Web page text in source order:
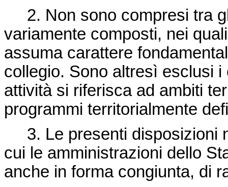
2. Non sono compresi tra
variamente composti, nei
assuma carattere
collegio. Sono altresì esclusi
attività si riferisca ad ambiti
programmi territorialmente
3. Le presenti disposizioni
cui le amministrazioni dello
anche in forma congiunta, di